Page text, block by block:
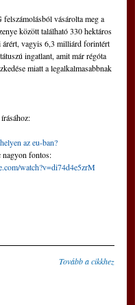
vásárolta meg a
között található 330 hektáros
vagyis 6,3 milliárd forintért
ingatlant, amit már régóta
miatt a legalkalmasabbnak
az eu-ban?
fontos:
watch?v=di74d4e5zrM
Tovább a cikkhez